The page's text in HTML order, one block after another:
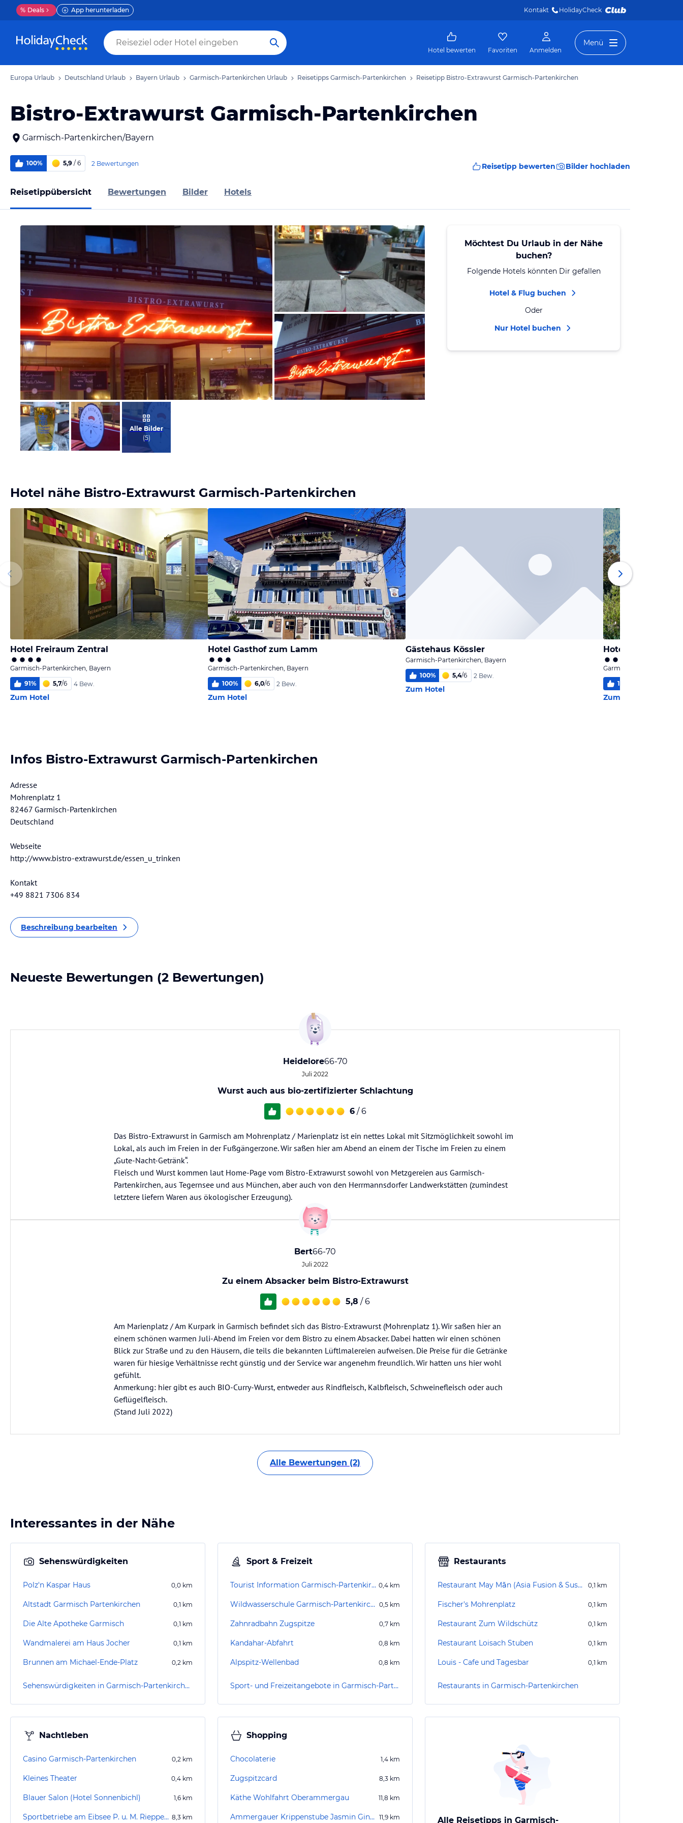
% Deals App herunterladen Kontakt HolidayCheck
Hotel bewerten Favoriten Anmelden
Menü
Europa Urlaub Deutschland Urlaub Bayern Urlaub Garmisch-Partenkirchen Urlaub Reisetipps Garmisch-Partenkirchen Reisetipp Bistro-Extrawurst Garmisch-Partenkirchen
Bistro-Extrawurst Garmisch-Partenkirchen
Garmisch-Partenkirchen/Bayern
100% 5,9 / 6 2 Bewertungen Reisetipp bewerten Bilder hochladen
Reisetippübersicht Bewertungen Bilder Hotels
Bild melden
von Heidelore
Bild melden
von Heidelore
Alle Bilder
(5)
Möchtest Du Urlaub in der Nähe
buchen?
Folgende Hotels könnten Dir gefallen
Hotel & Flug buchen
Oder
Nur Hotel buchen
Hotel nähe Bistro-Extrawurst Garmisch-Partenkirchen
Hotel Freiraum Zentral
Garmisch-Partenkirchen, Bayern
91% 5,7/6 4 Bew.
Zum Hotel
Hotel Gasthof zum Lamm
Garmisch-Partenkirchen, Bayern
100% 6,0/6 2 Bew.
Zum Hotel
Gästehaus Kössler
Garmisch-Partenkirchen, Bayern
100% 5,4/6 2 Bew.
Zum Hotel
Hotel
Garmisch-Partenkirchen,
100
Zum Hotel
Infos Bistro-Extrawurst Garmisch-Partenkirchen
Adresse
Mohrenplatz 1
82467 Garmisch-Partenkirchen
Deutschland
Webseite
http://www.bistro-extrawurst.de/essen_u_trinken
Kontakt
+49 8821 7306 834
Beschreibung bearbeiten
Neueste Bewertungen (2 Bewertungen)
Heidelore66-70
Juli 2022
Wurst auch aus bio-zertifizierter Schlachtung
6 / 6
Das Bistro-Extrawurst in Garmisch am Mohrenplatz / Marienplatz ist ein nettes Lokal mit Sitzmöglichkeit sowohl im
Lokal, als auch im Freien in der Fußgängerzone. Wir saßen hier am Abend an einem der Tische im Freien zu einem
„Gute-Nacht-Getränk“.
Fleisch und Wurst kommen laut Home-Page vom Bistro-Extrawurst sowohl von Metzgereien aus Garmisch-
Partenkirchen, aus Tegernsee und aus München, aber auch von den Herrmannsdorfer Landwerkstätten (zumindest
letztere liefern Waren aus ökologischer Erzeugung).
Bert66-70
Juli 2022
Zu einem Absacker beim Bistro-Extrawurst
5,8 / 6
Am Marienplatz / Am Kurpark in Garmisch befindet sich das Bistro-Extrawurst (Mohrenplatz 1). Wir saßen hier an
einem schönen warmen Juli-Abend im Freien vor dem Bistro zu einem Absacker. Dabei hatten wir einen schönen
Blick zur Straße und zu den Häusern, die teils die bekannten Lüftlmalereien aufweisen. Die Preise für die Getränke
waren für hiesige Verhältnisse recht günstig und der Service war angenehm freundlich. Wir hatten uns hier wohl
gefühlt.
Anmerkung: hier gibt es auch BIO-Curry-Wurst, entweder aus Rindfleisch, Kalbfleisch, Schweinefleisch oder auch
Geflügelfleisch.
(Stand Juli 2022)
Alle Bewertungen (2)
Interessantes in der Nähe
Sehenswürdigkeiten
Polz'n Kaspar Haus 0,0 km
Altstadt Garmisch Partenkirchen 0,1 km
Die Alte Apotheke Garmisch 0,1 km
Wandmalerei am Haus Jocher 0,1 km
Brunnen am Michael-Ende-Platz 0,2 km
Sehenswürdigkeiten in Garmisch-Partenkirchen
Sport & Freizeit
Tourist Information Garmisch-Partenkirchen 0,4 km
Wildwasserschule Garmisch-Partenkirchen 0,5 km
Zahnradbahn Zugspitze 0,7 km
Kandahar-Abfahrt 0,8 km
Alpspitz-Wellenbad 0,8 km
Sport- und Freizeitangebote in Garmisch-Partenkirchen
Restaurants
Restaurant May Măn (Asia Fusion & Sushi) 0,1 km
Fischer's Mohrenplatz 0,1 km
Restaurant Zum Wildschütz 0,1 km
Restaurant Loisach Stuben 0,1 km
Louis - Cafe und Tagesbar 0,1 km
Restaurants in Garmisch-Partenkirchen
Nachtleben
Casino Garmisch-Partenkirchen 0,2 km
Kleines Theater 0,4 km
Blauer Salon (Hotel Sonnenbichl) 1,6 km
Sportbetriebe am Eibsee P. u. M. Rieppel KG 8,3 km
Shopping
Chocolaterie 1,4 km
Zugspitzcard 8,3 km
Käthe Wohlfahrt Oberammergau 11,8 km
Ammergauer Krippenstube Jasmin Gindhart 11,9 km Alle Reisetipps in Garmisch-